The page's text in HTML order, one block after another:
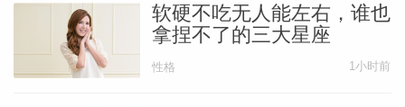
软硬不吃无人能左右，谁也
拿捏不了的三大星座
性格 1小时前